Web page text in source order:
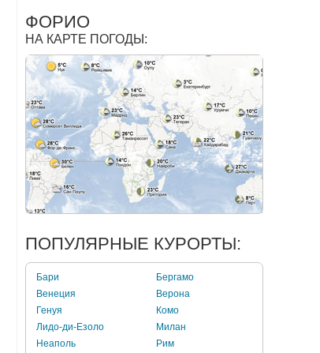
ФОРИО
НА КАРТЕ ПОГОДЫ:
ПОПУЛЯРНЫЕ КУРОРТЫ:
Бари
Бергамо
Венеция
Верона
Генуя
Комо
Лидо-ди-Езоло
Милан
Неаполь
Рим